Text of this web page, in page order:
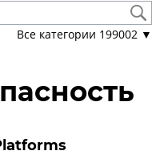
Все категории 199002 ▼